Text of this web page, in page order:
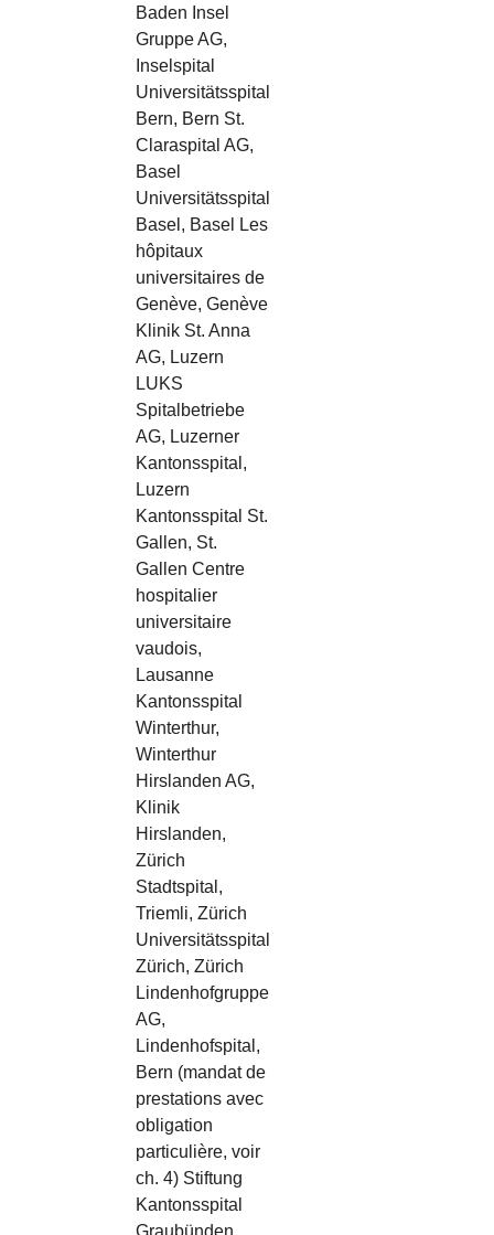
Baden Insel
Gruppe AG,
Inselspital
Universitätsspital
Bern, Bern St.
Claraspital AG,
Basel
Universitätsspital
Basel, Basel Les
hôpitaux
universitaires de
Genève, Genève
Klinik St. Anna
AG, Luzern
LUKS
Spitalbetriebe
AG, Luzerner
Kantonsspital,
Luzern
Kantonsspital St.
Gallen, St.
Gallen Centre
hospitalier
universitaire
vaudois,
Lausanne
Kantonsspital
Winterthur,
Winterthur
Hirslanden AG,
Klinik
Hirslanden,
Zürich
Stadtspital,
Triemli, Zürich
Universitätsspital
Zürich, Zürich
Lindenhofgruppe
AG,
Lindenhofspital,
Bern (mandat de
prestations avec
obligation
particulière, voir
ch. 4) Stiftung
Kantonsspital
Graubünden,